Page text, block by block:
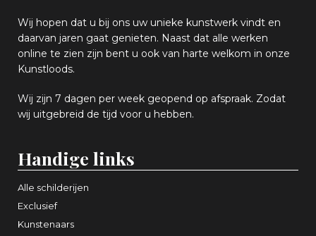
Wij hopen dat u bij ons uw unieke kunstwerk vindt en
daarvan jaren gaat genieten. Naast dat alle werken
online te zien zijn bent u ook van harte welkom in onze
Kunstloods.
Wij zijn 7 dagen per week geopend op afspraak. Zodat
wij uitgebreid de tijd voor u hebben.
Handige links
Alle schilderijen
Exclusief
Kunstenaars